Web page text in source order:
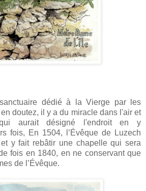
dédié à la Vierge par les
doutez, il y a du miracle dans l'air et
aurait désigné l'endroit en y
fois, En 1504, l’Évêque de Luzech
y fait rebâtir une chapelle qui sera
fois en 1840, en ne conservant que
de l’Évêque.